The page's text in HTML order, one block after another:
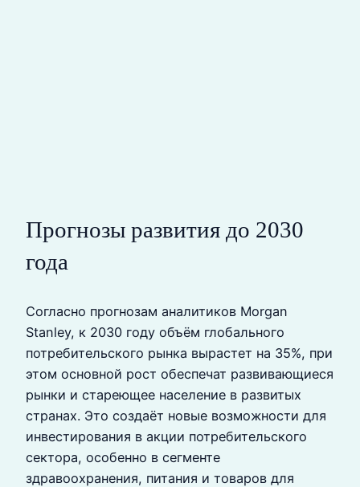
Прогнозы развития до 2030
года
Согласно прогнозам аналитиков Morgan
Stanley, к 2030 году объём глобального
потребительского рынка вырастет на 35%, при
этом основной рост обеспечат развивающиеся
рынки и стареющее население в развитых
странах. Это создаёт новые возможности для
инвестирования в акции потребительского
сектора, особенно в сегменте
здравоохранения, питания и товаров для